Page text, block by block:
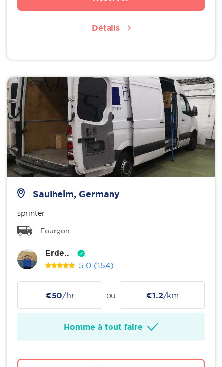
Détails
Saulheim, Germany
sprinter
Fourgon
Erde..
5.0 (154)
€50/hr ou €1.2/km
Homme à tout faire